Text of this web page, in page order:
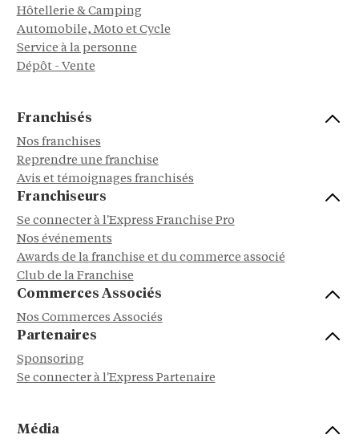
Hôtellerie & Camping
Automobile, Moto et Cycle
Service à la personne
Dépôt - Vente
Franchisés
Nos franchises
Reprendre une franchise
Avis et témoignages franchisés
Franchiseurs
Se connecter à l'Express Franchise Pro
Nos événements
Awards de la franchise et du commerce associé
Club de la Franchise
Commerces Associés
Nos Commerces Associés
Partenaires
Sponsoring
Se connecter à l'Express Partenaire
Média